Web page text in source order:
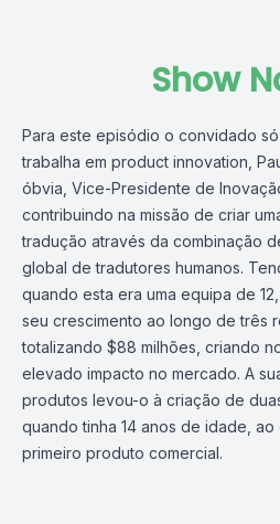
Show
Para este episódio o convidado
trabalha em product innovation,
óbvia, Vice-Presidente de
contribuindo na missão de criar
tradução através da combinação
global de tradutores humanos.
quando esta era uma equipa de
seu crescimento ao longo de três
totalizando $88 milhões, criando
elevado impacto no mercado. A
produtos levou-o à criação de
quando tinha 14 anos de idade,
primeiro produto comercial.